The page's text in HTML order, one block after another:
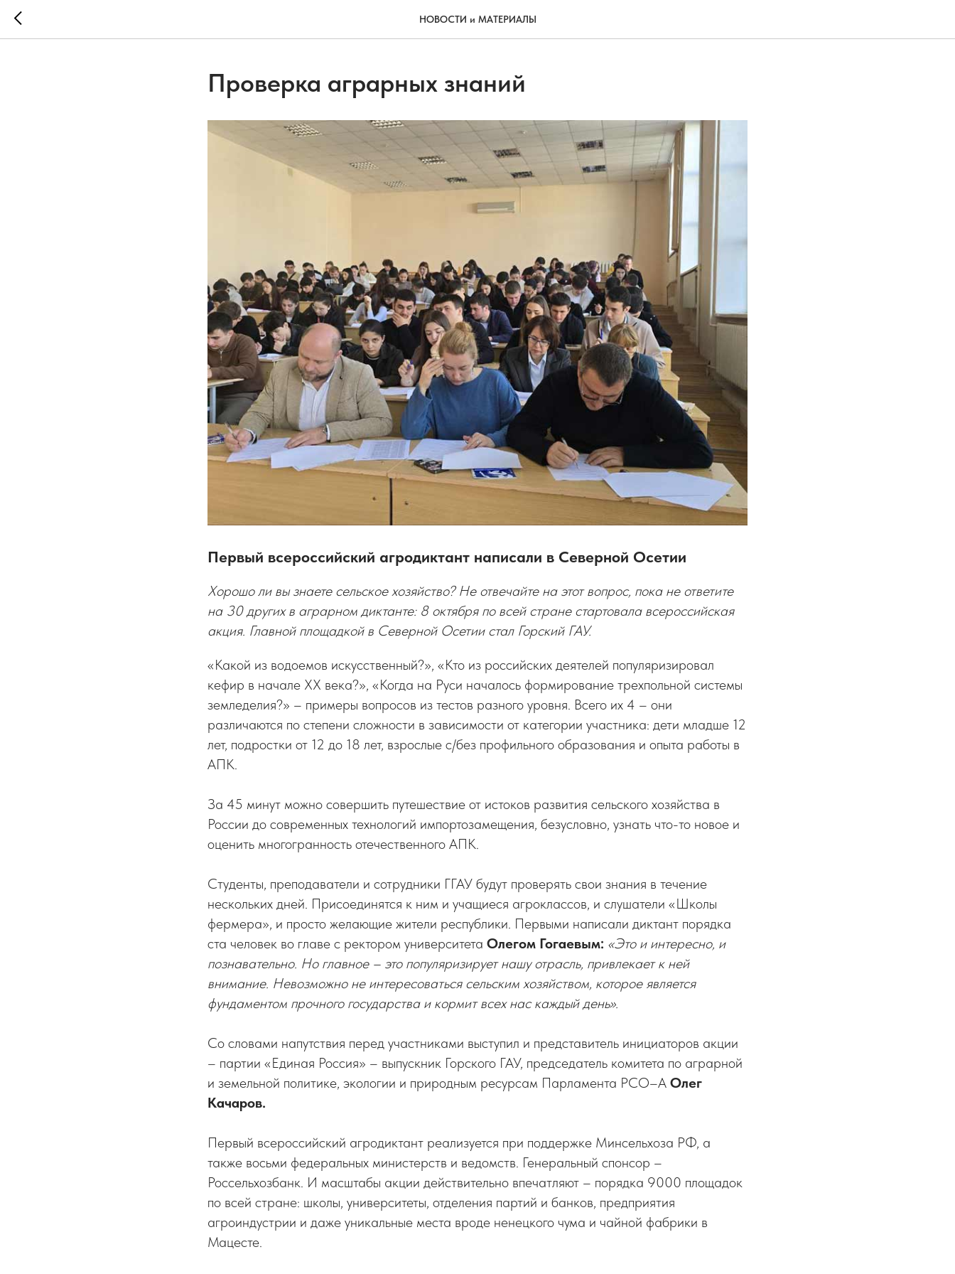
НОВОСТИ и МАТЕРИАЛЫ
Проверка аграрных знаний
Первый всероссийский агродиктант написали в Северной Осетии
Хорошо ли вы знаете сельское хозяйство? Не отвечайте на этот вопрос, пока не ответите
на 30 других в аграрном диктанте: 8 октября по всей стране стартовала всероссийская
акция. Главной площадкой в Северной Осетии стал Горский ГАУ.
«Какой из водоемов искусственный?», «Кто из российских деятелей популяризировал
кефир в начале XX века?», «Когда на Руси началось формирование трехпольной системы
земледелия?» – примеры вопросов из тестов разного уровня. Всего их 4 – они
различаются по степени сложности в зависимости от категории участника: дети младше 12
лет, подростки от 12 до 18 лет, взрослые с/без профильного образования и опыта работы в
АПК.
За 45 минут можно совершить путешествие от истоков развития сельского хозяйства в
России до современных технологий импортозамещения, безусловно, узнать что-то новое и
оценить многогранность отечественного АПК.
Студенты, преподаватели и сотрудники ГГАУ будут проверять свои знания в течение
нескольких дней. Присоединятся к ним и учащиеся агроклассов, и слушатели «Школы
фермера», и просто желающие жители республики. Первыми написали диктант порядка
ста человек во главе с ректором университета Олегом Гогаевым: «Это и интересно, и
познавательно. Но главное – это популяризирует нашу отрасль, привлекает к ней
внимание. Невозможно не интересоваться сельским хозяйством, которое является
фундаментом прочного государства и кормит всех нас каждый день».
Со словами напутствия перед участниками выступил и представитель инициаторов акции
– партии «Единая Россия» – выпускник Горского ГАУ, председатель комитета по аграрной
и земельной политике, экологии и природным ресурсам Парламента РСО–А Олег
Качаров.
Первый всероссийский агродиктант реализуется при поддержке Минсельхоза РФ, а
также восьми федеральных министерств и ведомств. Генеральный спонсор –
Россельхозбанк. И масштабы акции действительно впечатляют – порядка 9000 площадок
по всей стране: школы, университеты, отделения партий и банков, предприятия
агроиндустрии и даже уникальные места вроде ненецкого чума и чайной фабрики в
Мацесте.